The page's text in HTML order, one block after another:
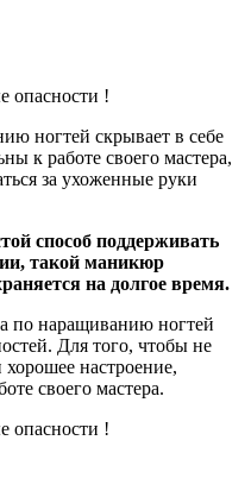
ногтей скрывает в себе
к работе своего мастера,
за ухоженные руки
способ поддерживать
такой маникюр
на долгое время.
по наращиванию ногтей
Для того, чтобы не
хорошее настроение,
своего мастера.